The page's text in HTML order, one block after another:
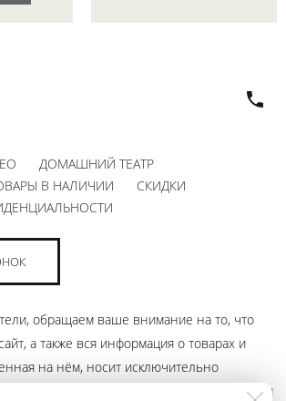
ДОМАШНИЙ ТЕАТР
В НАЛИЧИИ
СКИДКИ
обращаем ваше внимание на то, что
а также вся информация о товарах и
на нём, носит исключительно
и ни при каких условиях не является